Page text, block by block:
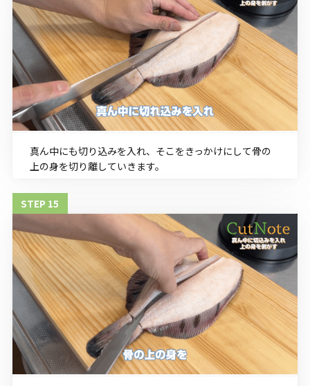
真ん中にも切り込みを入れ、そこをきっかけにして骨の
上の身を切り離していきます。